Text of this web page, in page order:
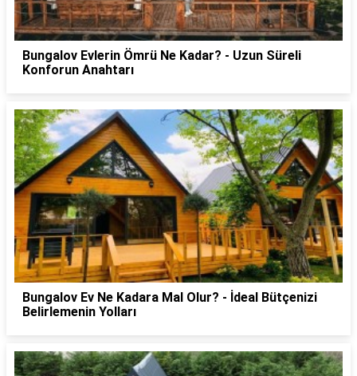
Bungalov Evlerin Ömrü Ne Kadar? - Uzun Süreli
Konforun Anahtarı
Bungalov Ev Ne Kadara Mal Olur? - İdeal Bütçenizi
Belirlemenin Yolları